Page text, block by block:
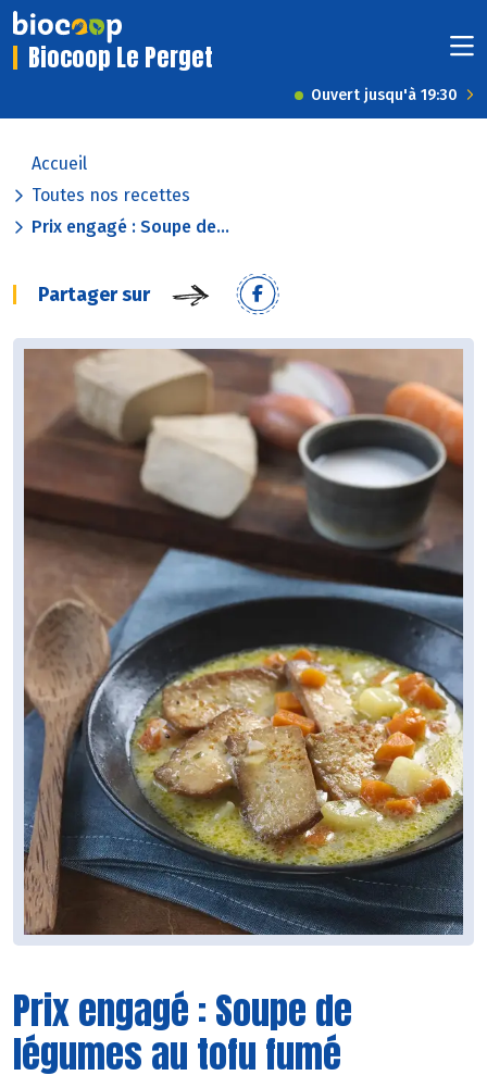
Biocoop Le Perget
Ouvert jusqu'à 19:30
Accueil
Toutes nos recettes
Prix engagé : Soupe de...
Partager sur
Prix engagé : Soupe de
légumes au tofu fumé